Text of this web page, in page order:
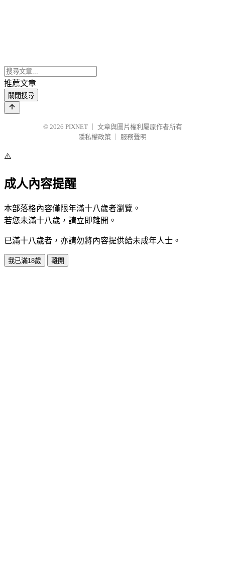
推薦文章
關閉搜尋
© 2026 PIXNET
文章與圖片權利屬原作者所有
隱私權政策
服務聲明
⚠️
成人內容提醒
本部落格內容僅限年滿十八歲者瀏覽。
若您未滿十八歲，請立即離開。
已滿十八歲者，亦請勿將內容提供給未成年人士。
我已滿18歲 離開